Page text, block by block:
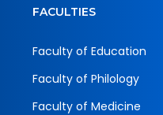
FACULTIES
Faculty of Education
Faculty of Philology
Faculty of Medicine